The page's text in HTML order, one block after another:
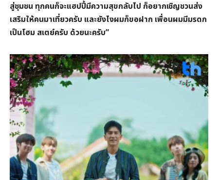
สู่ชุมชน ทุกคนก็จะแฮปปี้มีความสุขกลับไป ก็อยากเชิญชวนส่ง
เสริมให้คนมาเที่ยวครับ และยังไงผมก็ขอฝาก เพื่อนผมมีมรดก
เป็นโฮม สเตย์ครับ ด้วยนะครับ”